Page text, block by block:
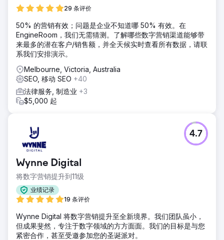
解决方案
季，我们急需提升转化率。我们摒弃了他们之前代理商留下的
所有策略，立即着手打造一个极具吸引力的落地页，让人无法
抗拒。两周内，落地页就上线了。从广告投放的那一刻起，我
们几乎每天都能获得一个潜在客户。
结果
“我们现在需要暂停广告投放，因为需要处理的潜在客户太多
了。”作为一家代理公司，这算是我们能听到的最好的坏消息
了。在此期间，我们仍在帮助他们优化搜索引擎，以便在他们
29 条评价
50% 的营销有效；问题是企业不知道哪 50% 有效。在
EngineRoom，我们无需猜测。了解哪些数字营销渠道能够带
来最多的潜在客户/销售额，并全天候实时查看所有数据，请联
系我们安排演示。
Melbourne, Victoria, Australia
SEO, 移动 SEO +40
法律服务, 制造业 +3
$5,000 起
Wynne Digital
将数字营销提升到11级
业绩记录
19 条评价
4.7
Wynne Digital 将数字营销提升至全新境界。我们团队虽小，
但成果斐然，专注于数字领域的方方面面。我们的目标是与您
紧密合作，甚至受邀参加您的圣诞派对。